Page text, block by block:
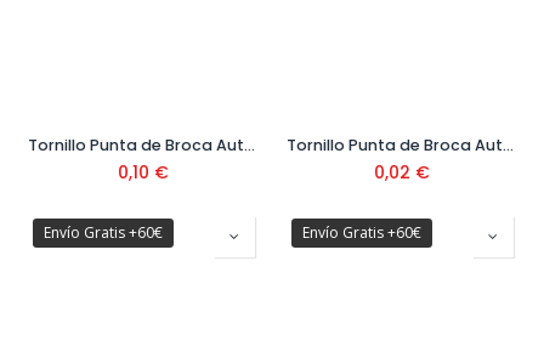
Tornillo Punta de Broca Autotaladrante DIN 7504K Cabeza Hexagonal Ø6,3 mm
0,10 €
Tornillo Punta de Broca Autotaladrante DIN 7504P Cabeza Avellanada Ø3,9 mm
0,02 €
Envío Gratis +60€ Envío Gratis +60€